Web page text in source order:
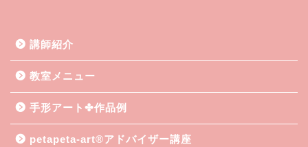
講師紹介
教室メニュー
手形アート✤作品例
petapeta-art®アドバイザー講座